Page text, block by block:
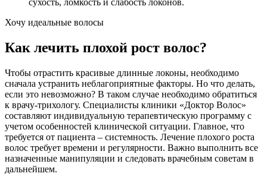
Хочу идеальные волосы
Как лечить плохой рост волос?
Чтобы отрастить красивые длинные локоны, необходимо
сначала устранить неблагоприятные факторы. Но что делать,
если это невозможно? В таком случае необходимо обратиться
к врачу-трихологу. Специалисты клиники «Доктор Волос»
составляют индивидуальную терапевтическую программу с
учетом особенностей клинической ситуации. Главное, что
требуется от пациента – системность. Лечение плохого роста
волос требует времени и регулярности. Важно выполнить все
назначенные манипуляции и следовать врачебным советам в
дальнейшем.